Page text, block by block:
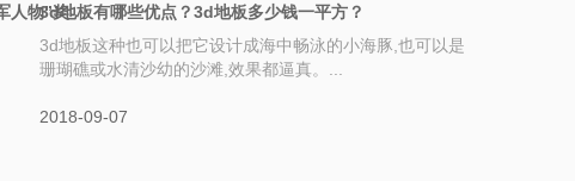
人物”奖3d地板有哪些优点？3d地板多少钱一平方？
3d地板这种也可以把它设计成海中畅泳的小海豚,也可以是
珊瑚礁或水清沙幼的沙滩,效果都逼真。...
2018-09-07